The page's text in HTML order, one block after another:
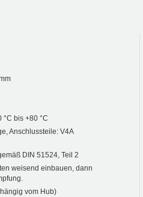
°C bis +80 °C
Anschlussteile: V4A
DIN 51524, Teil 2
weisend einbauen, dann
vom Hub)